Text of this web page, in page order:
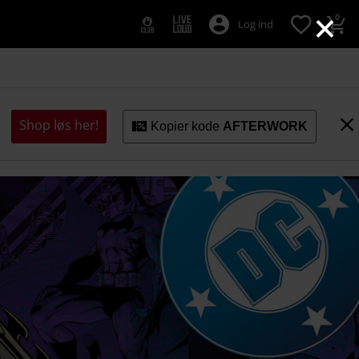
×
Log ind 0
Shop løs her! Kopier kode AFTERWORK